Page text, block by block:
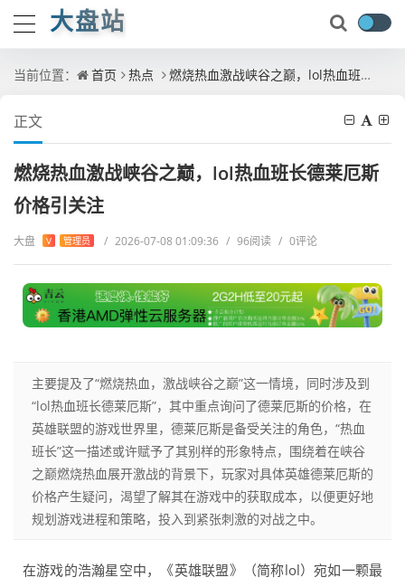
大盘站
当前位置： 首页 热点 燃烧热血激战峡谷之巅，lol热血班长德莱厄斯价格引关注
正文
燃烧热血激战峡谷之巅，lol热血班长德莱厄斯
价格引关注
大盘 V 管理员 / 2026-07-08 01:09:36 / 96阅读 / 0评论
主要提及了“燃烧热血，激战峡谷之巅”这一情境，同时涉及到
“lol热血班长德莱厄斯”，其中重点询问了德莱厄斯的价格，在
英雄联盟的游戏世界里，德莱厄斯是备受关注的角色，“热血
班长”这一描述或许赋予了其别样的形象特点，围绕着在峡谷
之巅燃烧热血展开激战的背景下，玩家对具体英雄德莱厄斯的
价格产生疑问，渴望了解其在游戏中的获取成本，以便更好地
规划游戏进程和策略，投入到紧张刺激的对战之中。
在游戏的浩瀚星空中，《英雄联盟》（简称lol）宛如一颗最